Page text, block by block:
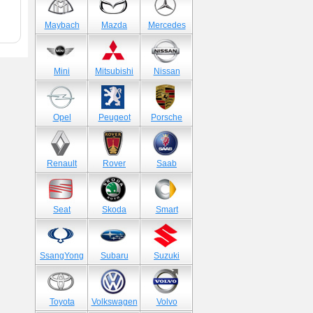
Maybach Mazda Mercedes
Mini Mitsubishi Nissan
Opel Peugeot Porsche
Renault Rover Saab
Seat Skoda Smart
SsangYong Subaru Suzuki
Toyota Volkswagen Volvo